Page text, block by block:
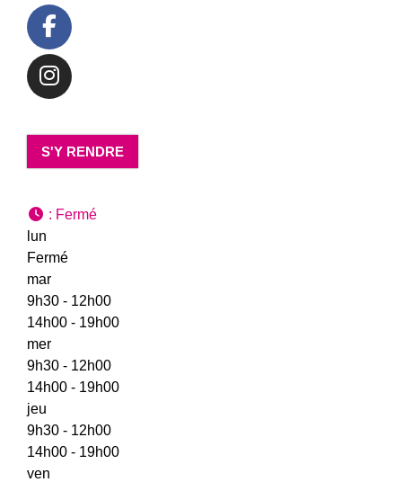
S'Y RENDRE
: Fermé
lun
Fermé
mar
9h30 - 12h00
14h00 - 19h00
mer
9h30 - 12h00
14h00 - 19h00
jeu
9h30 - 12h00
14h00 - 19h00
ven